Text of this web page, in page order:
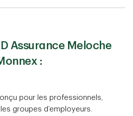
Assurance Meloche
:
pour les professionnels,
groupes d’employeurs.